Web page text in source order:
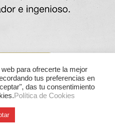
para ofrecerte la mejor
tus preferencias en
das tu consentimiento
Política de Cookies